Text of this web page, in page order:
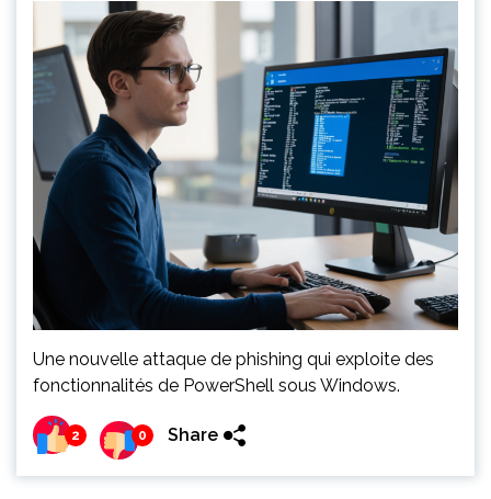
Une nouvelle attaque de phishing qui exploite des
fonctionnalités de PowerShell sous Windows.
2 0 Share